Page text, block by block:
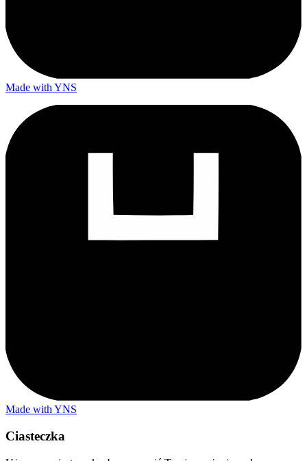
Made with YNS
Made with YNS
Ciasteczka